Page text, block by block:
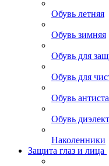
Обувь летняя
Обувь зимняя
Обувь для
Обувь для
Обувь
Обувь
Наколенники
Защита глаз и лица